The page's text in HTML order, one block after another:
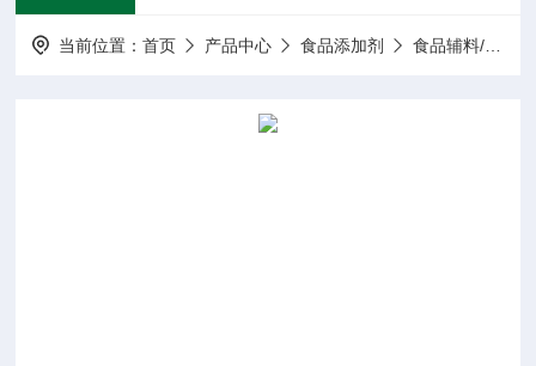
当前位置：首页 产品中心 食品添加剂 食品辅料/配料